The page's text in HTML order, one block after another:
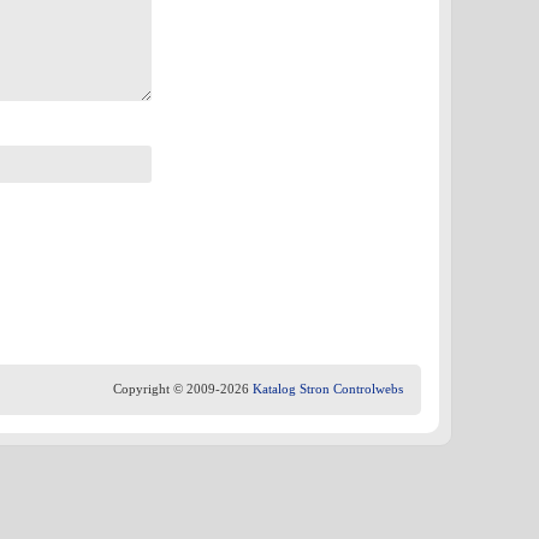
Copyright © 2009-2026 Katalog Stron Controlwebs